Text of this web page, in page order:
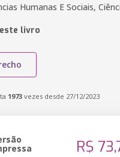
Humanas E Sociais,
livro
1973 vezes desde 27/12/2023
R$